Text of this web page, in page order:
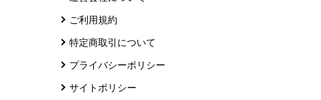
ご利用規約
特定商取引について
プライバシーポリシー
サイトポリシー